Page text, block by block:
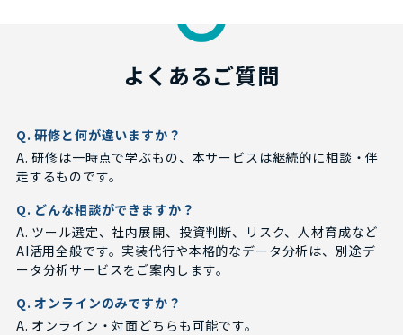
よくあるご質問
Q. 研修と何が違いますか？
A. 研修は一時点で学ぶもの、本サービスは継続的に相談・伴
走するものです。
Q. どんな相談ができますか？
A. ツール選定、社内展開、投資判断、リスク、人材育成など
AI活用全般です。実装代行や本格的なデータ分析は、別途デ
ータ分析サービスをご案内します。
Q. オンラインのみですか？
A. オンライン・対面どちらも可能です。